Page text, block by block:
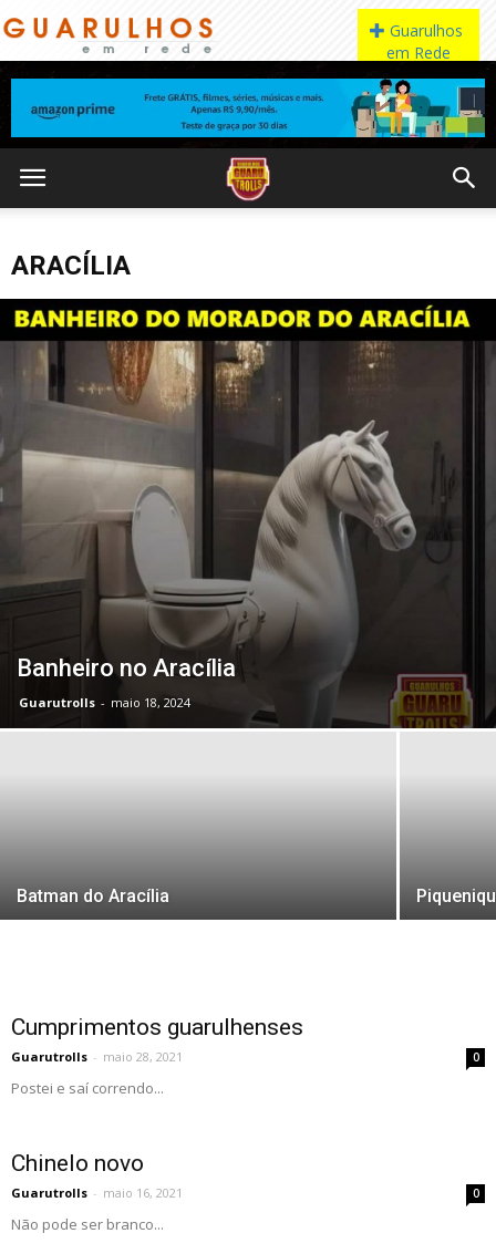
ARACÍLIA
Banheiro no Aracília
Guarutrolls - maio 18, 2024
Batman do Aracília
Cumprimentos guarulhenses
Guarutrolls - maio 28, 2021 0
Postei e saí correndo...
Chinelo novo
Guarutrolls - maio 16, 2021 0
Não pode ser branco...